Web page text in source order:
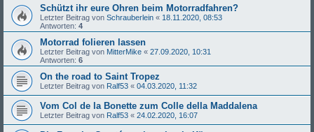
Schützt ihr eure Ohren beim Motorradfahren?
Letzter Beitrag von Schrauberlein « 18.11.2020, 08:53
Antworten: 4
Motorrad folieren lassen
Letzter Beitrag von MitterMike « 27.09.2020, 10:31
Antworten: 6
On the road to Saint Tropez
Letzter Beitrag von Ralf53 « 04.03.2020, 11:32
Vom Col de la Bonette zum Colle della Maddalena
Letzter Beitrag von Ralf53 « 24.02.2020, 16:07